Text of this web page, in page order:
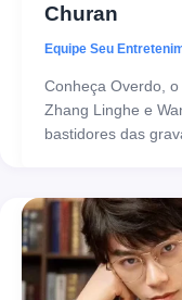
Churan
Equipe Seu
Conheça Overdo,
Zhang Linghe e
bastidores das